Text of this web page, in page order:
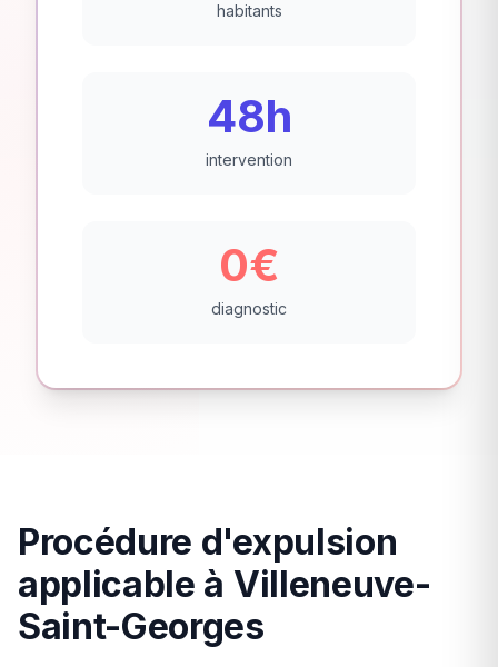
habitants
48h
intervention
0€
diagnostic
Procédure d'expulsion
applicable à Villeneuve-
Saint-Georges